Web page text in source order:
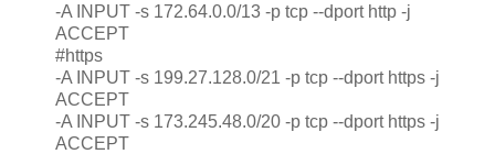
-A INPUT -s 172.64.0.0/13 -p tcp --dport http -j
ACCEPT
#https
-A INPUT -s 199.27.128.0/21 -p tcp --dport https -j
ACCEPT
-A INPUT -s 173.245.48.0/20 -p tcp --dport https -j
ACCEPT